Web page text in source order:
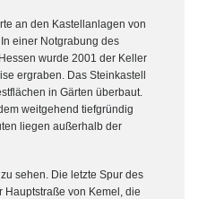
an den Kastellanlagen von
einer Notgrabung des
wurde 2001 der Keller
ergraben. Das Steinkastell
in Gärten überbaut.
weitgehend tiefgründig
liegen außerhalb der
sehen. Die letzte Spur des
Hauptstraße von Kemel, die